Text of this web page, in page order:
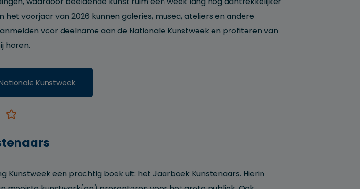
het voorjaar van 2026 kunnen galeries, musea, ateliers en andere
voor deelname aan de Nationale Kunstweek en profiteren van
horen.
Kunstweek
Kunstweek een prachtig boek uit: het Jaarboek Kunstenaars. Hierin